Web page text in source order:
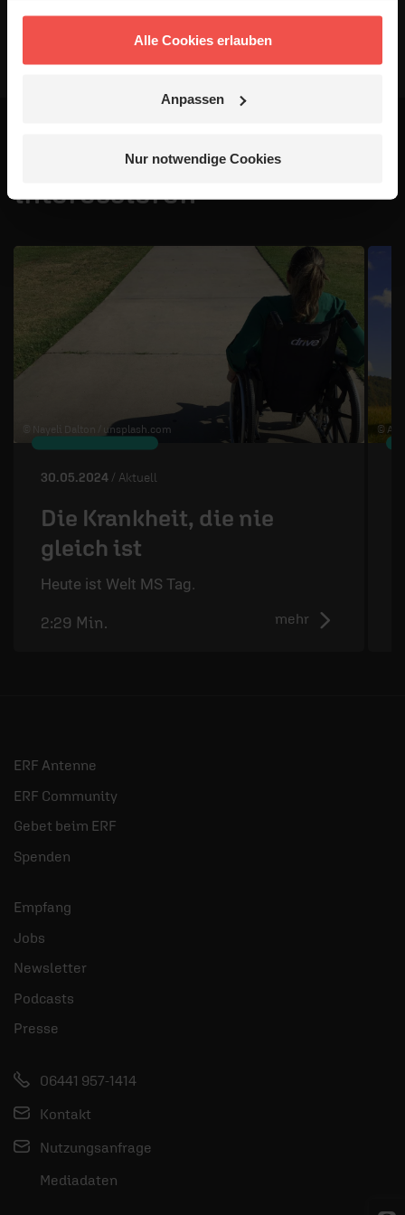
Alle Cookies erlauben
Anpassen
Nur notwendige Cookies
Das könnte dich auch
interessieren
unsplash.com
30.05.2024 / Aktuell
Die Krankheit, die nie
gleich ist
Heute ist Welt MS Tag.
mehr
2:29 Min.
©
ERF Antenne
ERF Community
Gebet beim ERF
Spenden
Empfang
Jobs
Newsletter
Podcasts
Presse
06441 957-1414
Kontakt
Nutzungsanfrage
Mediadaten